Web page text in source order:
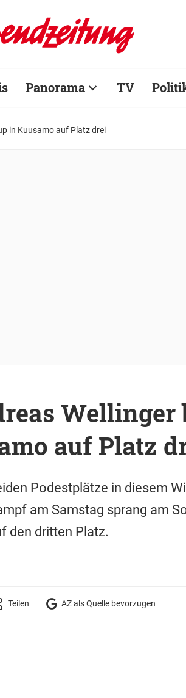
Panorama TV
in Kuusamo auf Platz drei
Wellinger
auf Platz
Podestplätze in diesem
am Samstag sprang am
den dritten Platz.
Teilen AZ als Quelle bevorzugen